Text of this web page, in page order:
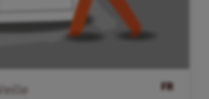
FR
Veille